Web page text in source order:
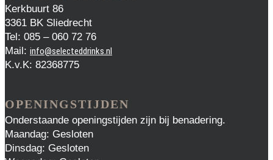
Kerkbuurt 86
3361 BK Sliedrecht
Tel: 085 – 060 72 76
Mail: info@selecteddrinks.nl
K.v.K: 82368775
OPENINGSTIJDEN
Onderstaande openingstijden zijn bij benadering.
Maandag: Gesloten
Dinsdag: Gesloten